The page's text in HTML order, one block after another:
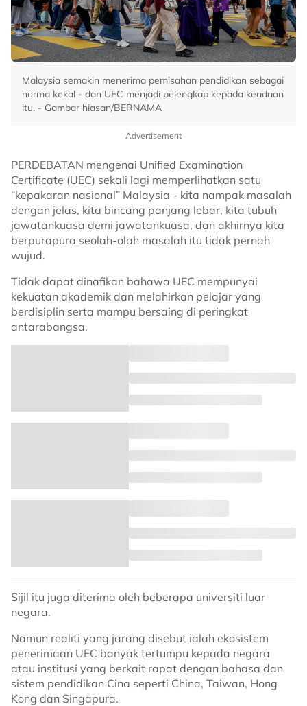
Malaysia semakin menerima pemisahan pendidikan sebagai
norma kekal - dan UEC menjadi pelengkap kepada keadaan
itu. - Gambar hiasan/BERNAMA
Advertisement
PERDEBATAN mengenai Unified Examination
Certificate (UEC) sekali lagi memperlihatkan satu
“kepakaran nasional” Malaysia - kita nampak masalah
dengan jelas, kita bincang panjang lebar, kita tubuh
jawatankuasa demi jawatankuasa, dan akhirnya kita
berpurapura seolah-olah masalah itu tidak pernah
wujud.
Tidak dapat dinafikan bahawa UEC mempunyai
kekuatan akademik dan melahirkan pelajar yang
berdisiplin serta mampu bersaing di peringkat
antarabangsa.
Sijil itu juga diterima oleh beberapa universiti luar
negara.
Namun realiti yang jarang disebut ialah ekosistem
penerimaan UEC banyak tertumpu kepada negara
atau institusi yang berkait rapat dengan bahasa dan
sistem pendidikan Cina seperti China, Taiwan, Hong
Kong dan Singapura.